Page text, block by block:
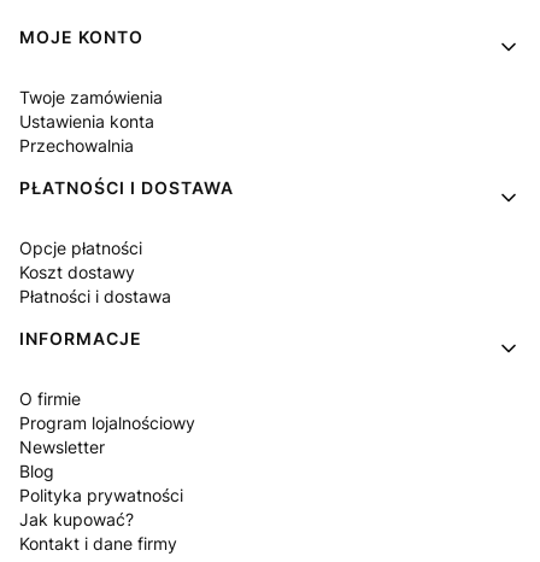
Linki w stopce
MOJE KONTO
Twoje zamówienia
Ustawienia konta
Przechowalnia
PŁATNOŚCI I DOSTAWA
Opcje płatności
Koszt dostawy
Płatności i dostawa
INFORMACJE
O firmie
Program lojalnościowy
Newsletter
Blog
Polityka prywatności
Jak kupować?
Kontakt i dane firmy